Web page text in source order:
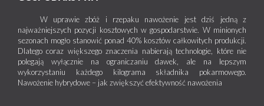
W uprawie zbóż i rzepaku nawożenie jest dziś jedną z
najważniejszych pozycji kosztowych w gospodarstwie. W minionych
sezonach mogło stanowić ponad 40% kosztów całkowitych produkcji.
Dlatego coraz większego znaczenia nabierają technologie, które nie
polegają wyłącznie na ograniczaniu dawek, ale na lepszym
wykorzystaniu każdego kilograma składnika pokarmowego.
Nawożenie hybrydowe – jak zwiększyć efektywność nawożenia